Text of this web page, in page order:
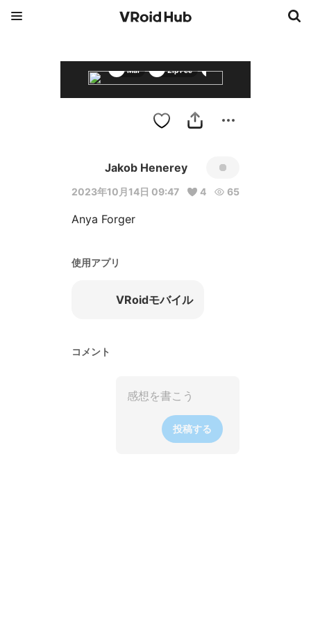
Mai Zip Pee アーニャ・フォージャー
Jakob Henerey
2023年10月14日 09:47 4 65
Anya Forger
使用アプリ
VRoidモバイル
コメント
投稿する